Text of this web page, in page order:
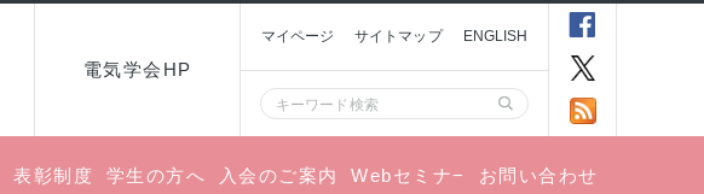
電気学会HP
マイページ サイトマップ ENGLISH
表彰制度 学生の方へ 入会のご案内 Webセミナ− お問い合わせ